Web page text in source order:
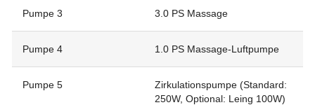
Pumpe 3 3.0 PS Massage
Pumpe 4 1.0 PS Massage-Luftpumpe
Pumpe 5
Zirkulationspumpe (Standard:
250W, Optional: Leing 100W)